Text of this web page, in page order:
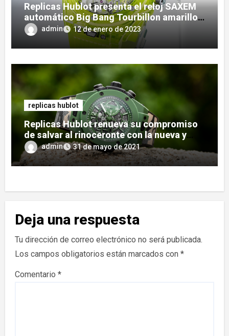
Replicas Hublot presenta el reloj SAXEM
automático Big Bang Tourbillon amarillo
neónadmin 12 de enero de 2023
replicas hublot
Replicas Hublot renueva su compromiso
de salvar al rinoceronte con la nueva y
sorprendente edición limitada de SORAI
admin 31 de mayo de 2021
Deja una respuesta
Tu dirección de correo electrónico no será publicada.
Los campos obligatorios están marcados con *
Comentario *